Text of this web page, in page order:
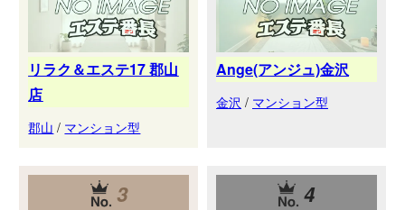
リラク＆エステ17 郡山
店
郡山 / マンション型
Ange(アンジュ)金沢
金沢 / マンション型
3 4